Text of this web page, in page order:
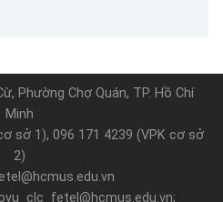
Phường Chợ Quán, TP. Hồ Chí
Minh
sở 1), 096 171 4239 (VPK cơ sở
2)